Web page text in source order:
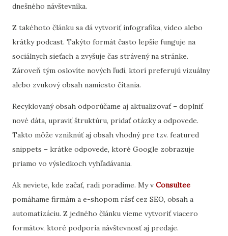
dnešného návštevníka.
Z takéhoto článku sa dá vytvoriť infografika, video alebo
krátky podcast. Takýto formát často lepšie funguje na
sociálnych sieťach a zvyšuje čas strávený na stránke.
Zároveň tým oslovíte nových ľudí, ktorí preferujú vizuálny
alebo zvukový obsah namiesto čítania.
Recyklovaný obsah odporúčame aj aktualizovať – doplniť
nové dáta, upraviť štruktúru, pridať otázky a odpovede.
Takto môže vzniknúť aj obsah vhodný pre tzv. featured
snippets – krátke odpovede, ktoré Google zobrazuje
priamo vo výsledkoch vyhľadávania.
Ak neviete, kde začať, radi poradíme. My v Consultee
pomáhame firmám a e-shopom rásť cez SEO, obsah a
automatizáciu. Z jedného článku vieme vytvoriť viacero
formátov, ktoré podporia návštevnosť aj predaje.